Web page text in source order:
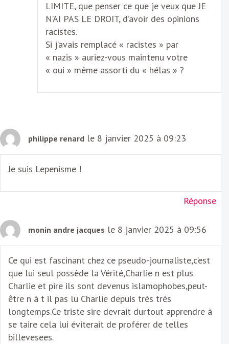
LIMITE, que penser ce que je veux que JE
N’AI PAS LE DROIT, d’avoir des opinions
racistes.
Si j’avais remplacé « racistes » par
« nazis » auriez-vous maintenu votre
« oui » même assorti du « hélas » ?
philippe renard le 8 janvier 2025 à 09:23
Je suis Lepenisme !
Réponse
monin andre jacques le 8 janvier 2025 à 09:56
Ce qui est fascinant chez ce pseudo-journaliste,c’est
que lui seul possède la Vérité,Charlie n est plus
Charlie et pire ils sont devenus islamophobes,peut-
être n à t il pas lu Charlie depuis très très
longtemps.Ce triste sire devrait durtout apprendre à
se taire cela lui éviterait de proférer de telles
billevesees.